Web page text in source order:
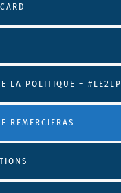
LA POLITIQUE – #LE2LP
REMERCIERAS